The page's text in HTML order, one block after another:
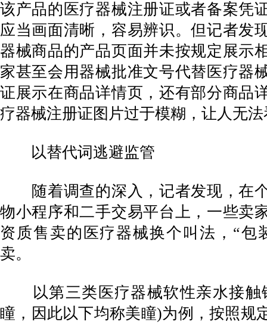
该产品的医疗器械注册证或者备案凭
应当画面清晰，容易辨识。但记者发
器械商品的产品页面并未按规定展示
家甚至会用器械批准文号代替医疗器
证展示在商品详情页，还有部分商品
疗器械注册证图片过于模糊，让人无
以替代词逃避监管
随着调查的深入，记者发现，在
物小程序和二手交易平台上，一些卖
资质售卖的医疗器械换个叫法，“包
卖。
以第三类医疗器械软性亲水接触
瞳，因此以下均称美瞳)为例，按照规